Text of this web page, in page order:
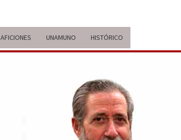
AFICIONES UNAMUNO HISTÓRICO